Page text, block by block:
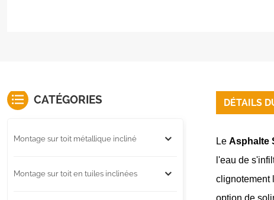
DÉTAILS
Le Asphalte
l'eau de
clignotement
option de
CATÉGORIES
Montage sur toit métallique incliné
Montage sur toit en tuiles inclinées